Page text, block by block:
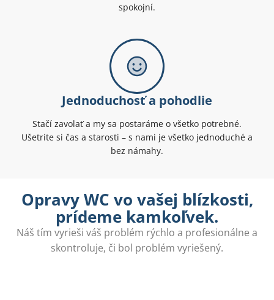
spokojní.
Jednoduchosť a pohodlie
Stačí zavolať a my sa postaráme o všetko potrebné.
Ušetrite si čas a starosti – s nami je všetko jednoduché a
bez námahy.
Opravy WC vo vašej blízkosti,
prídeme kamkoľvek.
Náš tím vyrieši váš problém rýchlo a profesionálne a
skontroluje, či bol problém vyriešený.